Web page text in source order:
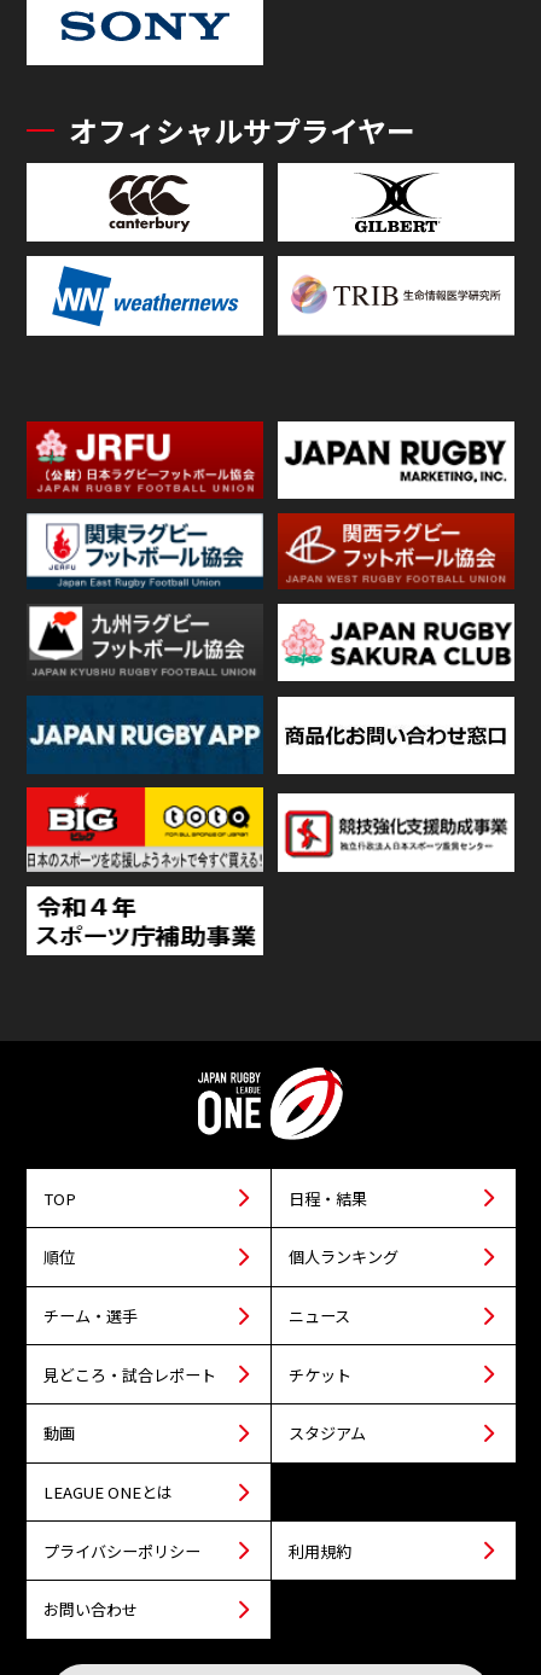
オフィシャルサプライヤー
TOP 日程・結果
順位 個人ランキング
チーム・選手 ニュース
見どころ・試合レポート チケット
動画 スタジアム
LEAGUE ONEとは
プライバシーポリシー 利用規約
お問い合わせ